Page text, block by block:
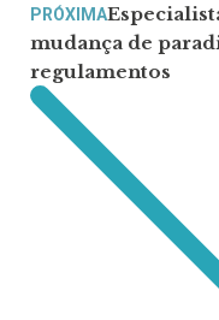
PRÓXIMA
mudança de
regulamentos